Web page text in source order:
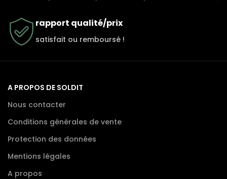
rapport qualité/prix
satisfait ou remboursé !
A PROPOS DE SOLDIT
Nous contacter
Conditions générales de vente
Protection des données
Mentions légales
A propos